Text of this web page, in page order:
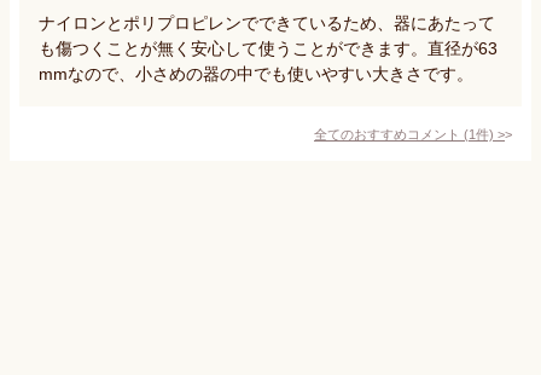
ナイロンとポリプロピレンでできているため、器にあたって
も傷つくことが無く安心して使うことができます。直径が63
mmなので、小さめの器の中でも使いやすい大きさです。
全てのおすすめコメント (1件) >